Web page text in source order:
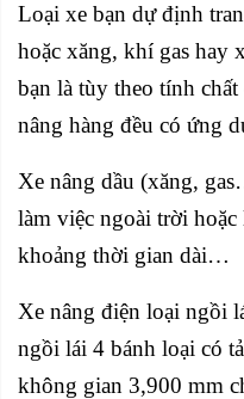
Loại xe bạn dự định
hoặc xăng, khí gas
bạn là tùy theo tính
nâng hàng đều có ứng
Xe nâng dầu (xăng,
làm việc ngoài trời
khoảng thời gian dài…
Xe nâng điện loại ngồi
ngồi lái 4 bánh loại có
không gian 3,900 mm